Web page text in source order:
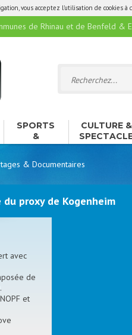
vous acceptez l'utilisation de cookies
de Rhinau et de Benfeld &
SPORTS
&
LOISIRS
CULTURE &
& Documentaires
proxy de Kogenheim
avec
de
et